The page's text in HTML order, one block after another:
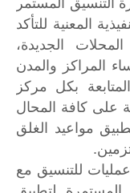
المعنية للتأكد
الجديدة،
المراكز والمدن
بكل مركز
على كافة المحال
مواعيد الغلق
للتنسيق مع